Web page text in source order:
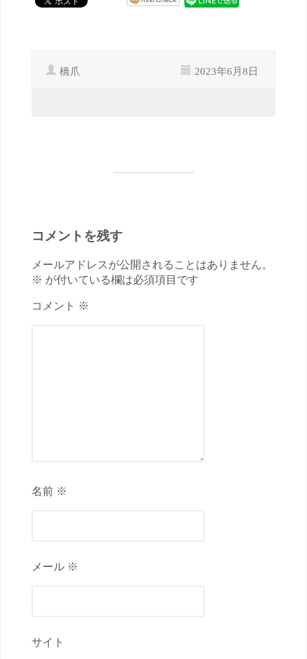
橋爪 2023年6月8日
コメントを残す
メールアドレスが公開されることはありません。
※ が付いている欄は必須項目です
コメント ※
名前 ※
メール ※
サイト